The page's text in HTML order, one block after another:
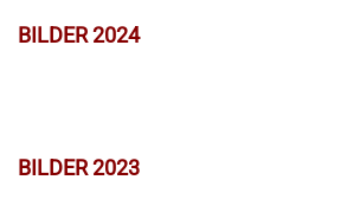
BILDER 2024
BILDER 2023